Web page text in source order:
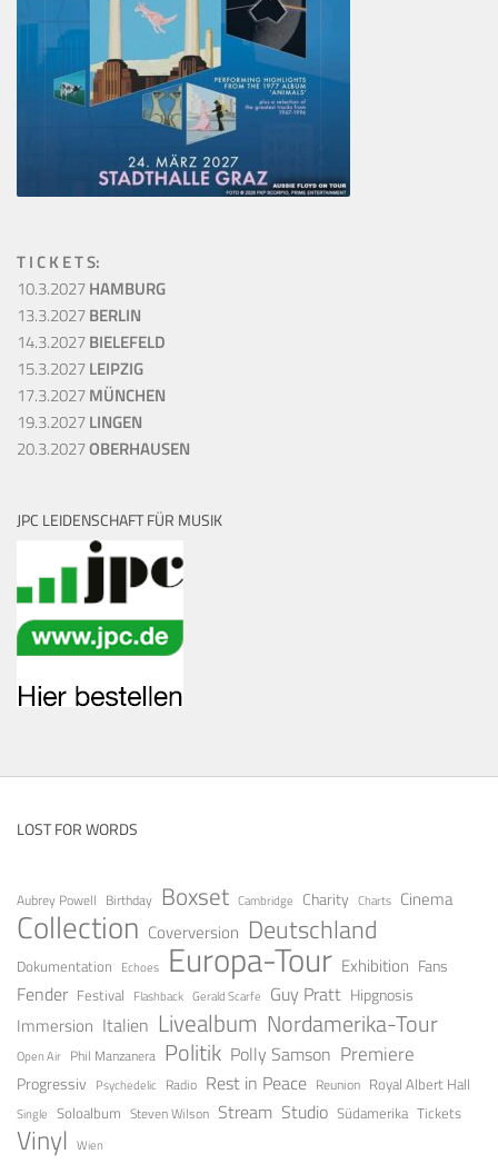
T I C K E T S:
10.3.2027HAMBURG
13.3.2027BERLIN
14.3.2027BIELEFELD
15.3.2027LEIPZIG
17.3.2027MÜNCHEN
19.3.2027LINGEN
20.3.2027OBERHAUSEN
JPC LEIDENSCHAFT FÜR MUSIK
LOST FOR WORDS
Aubrey Powell Birthday Boxset Cambridge Charity Charts Cinema
Collection Coverversion Deutschland
Dokumentation Echoes Europa-Tour Exhibition Fans
Fender Festival Flashback Gerald Scarfe Guy Pratt Hipgnosis
Immersion Italien Livealbum Nordamerika-Tour
Open Air Phil Manzanera Politik Polly Samson Premiere
Progressiv Psychedelic Radio Rest in Peace Reunion Royal Albert Hall
Single Soloalbum Steven Wilson Stream Studio Südamerika Tickets
Vinyl Wien